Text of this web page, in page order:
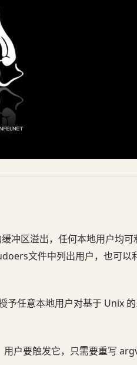
冲区溢出，任何本地用户均可
文件中列出用户，也可以
予任意本地用户对基于 Unix
户要触发它，只需要重写